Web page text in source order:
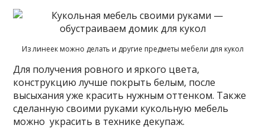
Из линеек можно делать и другие предметы мебели для кукол
Для получения ровного и яркого цвета,
конструкцию лучше покрыть белым, после
высыхания уже красить нужным оттенком. Также
сделанную своими руками кукольную мебель
можно украсить в технике декупаж.